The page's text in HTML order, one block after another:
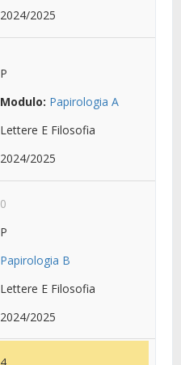
2024/2025
P
Modulo: Papirologia A
Lettere E Filosofia
2024/2025
0
P
Papirologia B
Lettere E Filosofia
2024/2025